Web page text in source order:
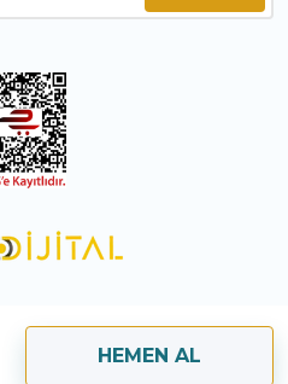
HEMEN AL